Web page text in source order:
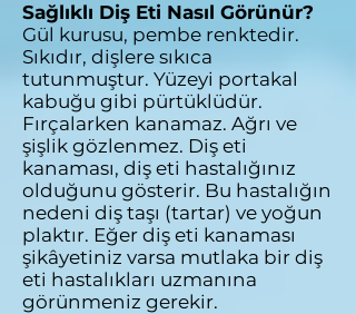
Sağlıklı Diş Eti Nasıl Görünür?
Gül kurusu, pembe renktedir.
Sıkıdır, dişlere sıkıca
tutunmuştur. Yüzeyi portakal
kabuğu gibi pürtüklüdür.
Fırçalarken kanamaz. Ağrı ve
şişlik gözlenmez. Diş eti
kanaması, diş eti hastalığınız
olduğunu gösterir. Bu hastalığın
nedeni diş taşı (tartar) ve yoğun
plaktır. Eğer diş eti kanaması
şikâyetiniz varsa mutlaka bir diş
eti hastalıkları uzmanına
görünmeniz gerekir.